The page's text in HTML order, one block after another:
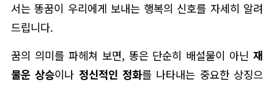
서는 똥꿈이 우리에게 보내는 행복의 신호를 자세히 알려
드립니다.
꿈의 의미를 파헤쳐 보면, 똥은 단순히 배설물이 아닌 재
물운 상승이나 정신적인 정화를 나타내는 중요한 상징으